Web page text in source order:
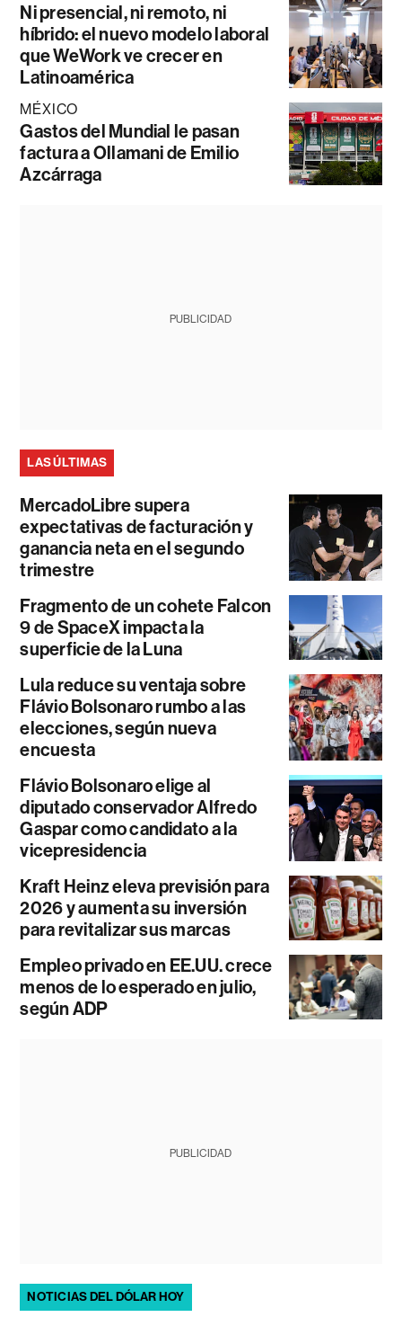
Ni presencial, ni remoto, ni
híbrido: el nuevo modelo laboral
que WeWork ve crecer en
Latinoamérica
MÉXICO
Gastos del Mundial le pasan
factura a Ollamani de Emilio
Azcárraga
PUBLICIDAD
LAS ÚLTIMAS
MercadoLibre supera
expectativas de facturación y
ganancia neta en el segundo
trimestre
Fragmento de un cohete Falcon
9 de SpaceX impacta la
superficie de la Luna
Lula reduce su ventaja sobre
Flávio Bolsonaro rumbo a las
elecciones, según nueva
encuesta
Flávio Bolsonaro elige al
diputado conservador Alfredo
Gaspar como candidato a la
vicepresidencia
Kraft Heinz eleva previsión para
2026 y aumenta su inversión
para revitalizar sus marcas
Empleo privado en EE.UU. crece
menos de lo esperado en julio,
según ADP
PUBLICIDAD
NOTICIAS DEL DÓLAR HOY